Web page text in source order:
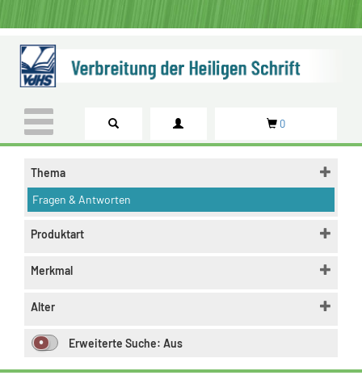
0
Thema
Fragen & Antworten
Produktart
Merkmal
Alter
Erweiterte Suche:Aus